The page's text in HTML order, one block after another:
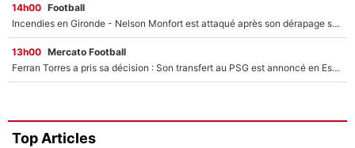
14h00 Football
Incendies en Gironde - Nelson Monfort est attaqué après son dérapage sur CNews : «Et lui, il prend combien pour parler dans un studio climatisé?»
13h00 Mercato Football
Ferran Torres a pris sa décision : Son transfert au PSG est annoncé en Espagne !
Top Articles